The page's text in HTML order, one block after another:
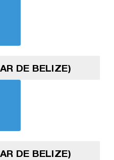
DE BELIZE)
DE BELIZE)